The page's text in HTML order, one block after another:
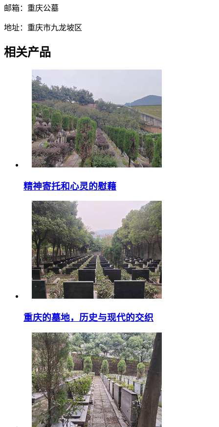
邮箱：重庆公墓
地址：重庆市九龙坡区
相关产品
精神寄托和心灵的慰藉
重庆的墓地，历史与现代的交织